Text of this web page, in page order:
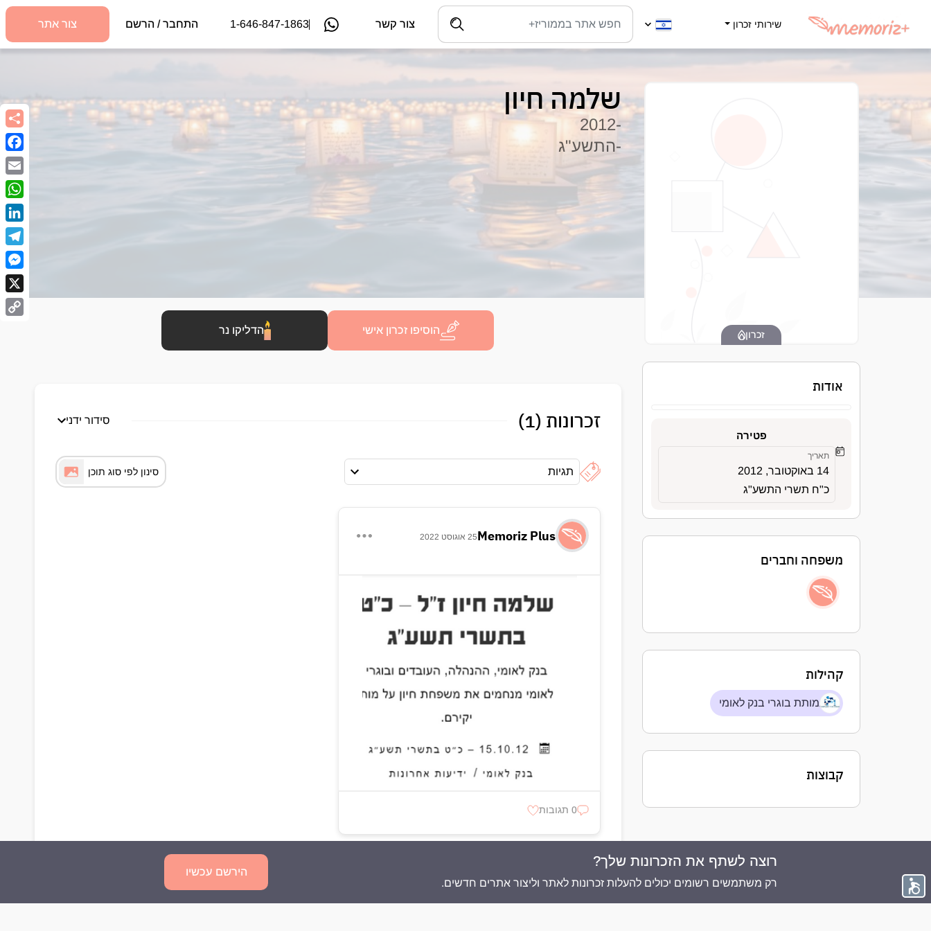
שירותי זכרון צור קשר 1-646-847-1863 התחבר / הרשם צור אתר
זכרון
אודות
פטירה
תאריך
14 באוקטובר, 2012
כ"ח תשרי התשע"ג
משפחה וחברים
קהילות
עמותת בוגרי בנק לאומי
קבוצות
שלמה חיון
-2012
-התשע"ג
הוסיפו זכרון אישי הדליקו נר
זכרונות (1) סידור ידני
תגיות סינון לפי סוג תוכן
Memoriz Plus25 אוגוסט 2022
0 תגובות
רוצה לשתף את הזכרונות שלך?
רק משתמשים רשומים יכולים להעלות זכרונות לאתר וליצור אתרים חדשים.
הירשם עכשיו
© 2026 ממוריז פלוס - כל הזכויות שמורות
X